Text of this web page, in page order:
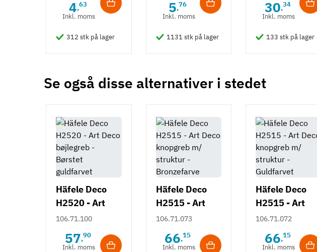
4,63
Inkl. moms
312 stk på lager
5,76
Inkl. moms
1131 stk på lager
30,34
Inkl. moms
133 stk på lager
Se også disse alternativer i stedet
Häfele Deco
H2520 - Art
Deco bøjlegreb
- Børstet
guldfarvet
106.71.100
57,90
Inkl. moms
Häfele Deco
H2515 - Art
Deco knopgreb
m/ struktur -
Bronzefarve
106.71.073
66,15
Inkl. moms
Häfele Deco
H2515 - Art
Deco knopgreb
m/ struktur -
Guldfarvet
106.71.072
66,15
Inkl. moms